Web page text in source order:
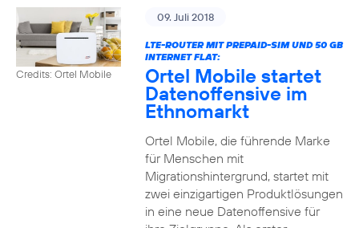
Credits: Ortel Mobile
09. Juli 2018
LTE-ROUTER MIT PREPAID-SIM UND 50 GB
INTERNET FLAT:
Ortel Mobile startet
Datenoffensive im
Ethnomarkt
Ortel Mobile, die führende Marke
für Menschen mit
Migrationshintergrund, startet mit
zwei einzigartigen Produktlösungen
in eine neue Datenoffensive für